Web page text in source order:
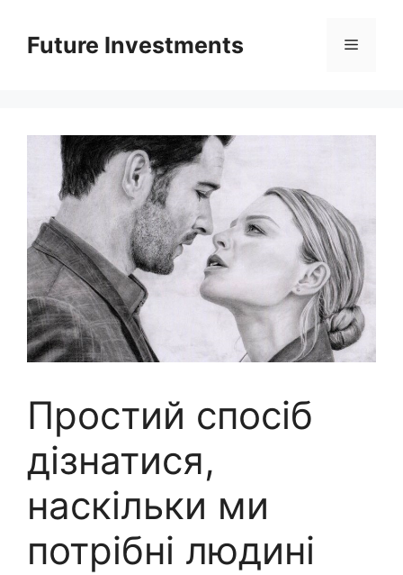
вмістуFuture Investments Меню
Простий спосіб
дізнатися,
наскільки ми
потрібні людині